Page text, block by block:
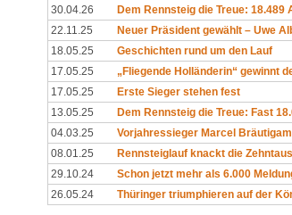
30.04.26
Dem Rennsteig die Treue: 18.489
22.11.25
Neuer Präsident gewählt – Uwe
18.05.25
Geschichten rund um den Lauf
17.05.25
„Fliegende Holländerin“ gewinnt
17.05.25
Erste Sieger stehen fest
13.05.25
Dem Rennsteig die Treue: Fast
04.03.25
Vorjahressieger Marcel
08.01.25
Rennsteiglauf knackt die
29.10.24
Schon jetzt mehr als 6.000
26.05.24
Thüringer triumphieren auf der